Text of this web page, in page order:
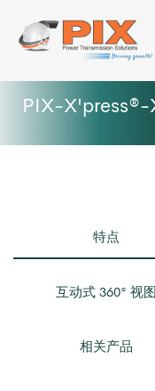
PIX-X'press®-
特点
互动式 360° 视图
相关产品